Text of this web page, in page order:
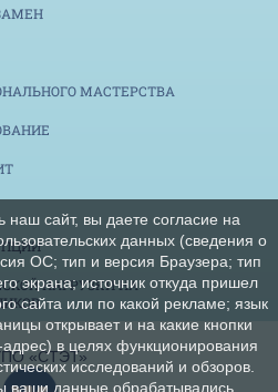
МАСТЕРСТВА
НАГРУЗКИ НА
«СТЭТ»
наш сайт, вы даете согласие на
данных (сведения о
ОС; тип и версия Браузера; тип
экрана; источник откуда пришел
сайта или по какой рекламе; язык
открывает и на какие кнопки
в целях функционирования
исследований и обзоров.
ваши данные обрабатывались,